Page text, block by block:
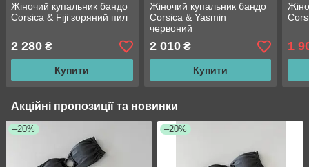
Жіночий купальник бандо
Corsica & Fiji зоряний пил
2 280 ₴
Купити
Жіночий купальник бандо
Corsica & Yasmin
червоний
2 010₴
Купити
1
Акційні пропозиції та новинки
–20% –20%